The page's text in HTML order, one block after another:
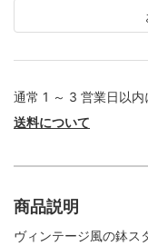
通常 1 ～ 3 営業日以内
送料について
商品説明
ヴィンテージ風の鉢ス